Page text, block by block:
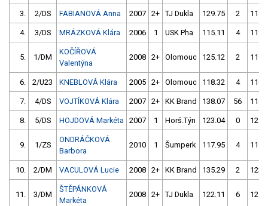
3. 2/DS FABIANOVÁ Anna 2007 2+ TJ Dukla 129.75 2
4. 3/DS MRÁZKOVÁ Klára 2006 1 USK Pha 115.11 4
5. 1/DM
KOČÍŘOVÁ
Valentýna
2008 2+ Olomouc 125.12 2
6. 2/U23 KNEBLOVÁ Klára 2005 2+ Olomouc 118.32 4
7. 4/DS VOJTÍKOVÁ Klára 2007 2+ KK Brand 138.07 56
8. 5/DS HOJDOVÁ Markéta 2007 1 Horš.Týn 123.04 0
9. 1/ZS
ONDRÁČKOVÁ
Barbora
2010 1 Šumperk 117.95 4
10. 2/DM VACULOVÁ Lucie 2008 2+ KK Brand 135.29 2
11. 3/DM
ŠTĚPÁNKOVÁ
Markéta
2008 2+ TJ Dukla 122.11 6